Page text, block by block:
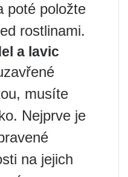
poté položte
rostlinami.
a lavic
musíte
Nejprve je
na jejich